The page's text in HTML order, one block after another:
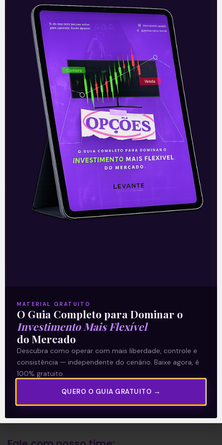
Destaque da CCR na Infra
Week
Nesta quarta-feira (7) foi iniciada a Infra
Week, como foi batizada a série de leilões
para o setor de infraestrutura no
intervalo de 7 a
Leia mais
08/04/2021
Termos e Condições
Política de Privacidade
Explore
Artigos
E Eu Com Isso?
Vídeos no Youtube
MATERIAL GRATUITO
O Guia Completo para Dominar o
Investimento Mais Flexível
do Mercado
Descubra como operar com mais liberdade, controle e
consistência — independente do cenário. Baixe agora, é
100% gratuito.
QUERO O GUIA GRATUITO →